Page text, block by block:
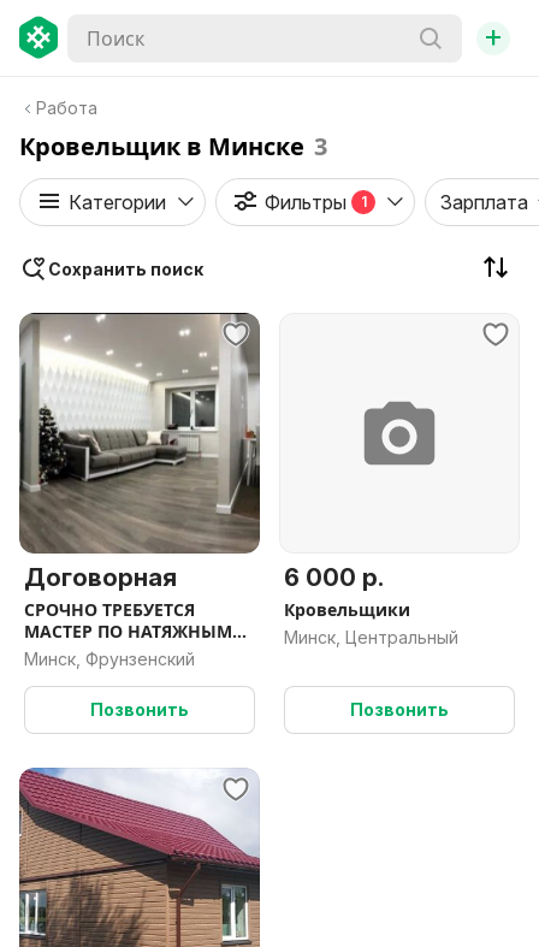
+
Работа
Кровельщик в Минске 3
Категории Фильтры 1 Зарплата
Сохранить поиск
Договорная
СРОЧНО ТРЕБУЕТСЯ
МАСТЕР ПО НАТЯЖНЫМ
ПОТОЛКАМ
Минск, Фрунзенский
Позвонить
6 000 р.
Кровельщики
Минск, Центральный
Позвонить